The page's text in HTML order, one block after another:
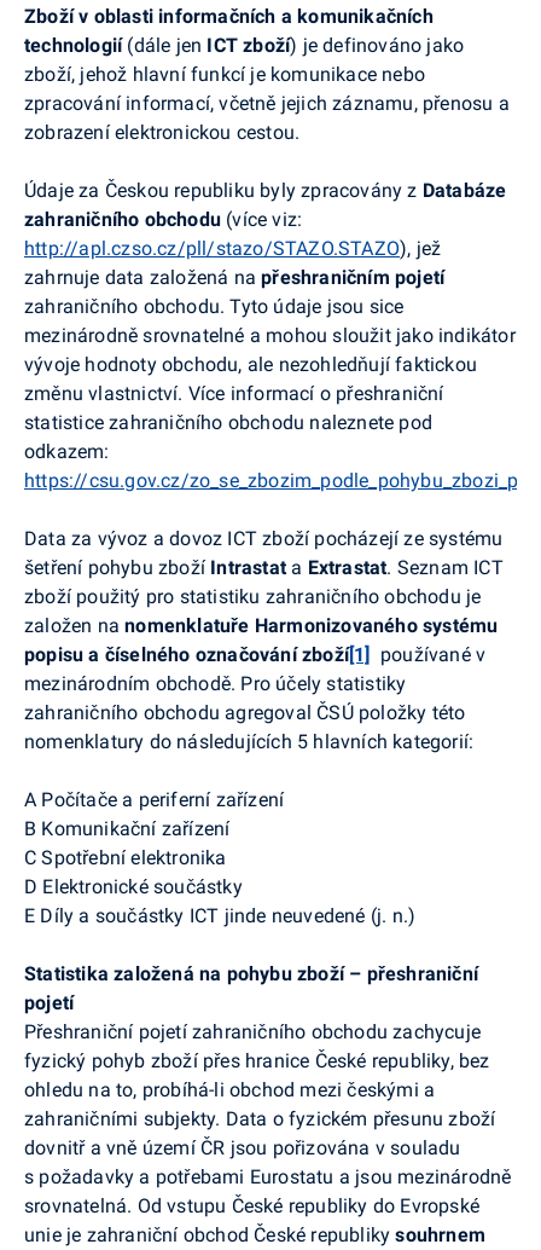
Zboží v oblasti informačních a komunikačních
technologií(dále jen ICT zboží) je definováno jako
zboží, jehož hlavní funkcí je komunikace nebo
zpracování informací, včetně jejich záznamu, přenosu a
zobrazení elektronickou cestou.
Údaje za Českou republiku byly zpracovány z Databáze
zahraničního obchodu (více viz:
http://apl.czso.cz/pll/stazo/STAZO.STAZO), jež
zahrnuje data založená napřeshraničním pojetí
zahraničního obchodu. Tyto údaje jsou sice
mezinárodně srovnatelné a mohou sloužit jako indikátor
vývoje hodnoty obchodu, ale nezohledňují faktickou
změnu vlastnictví. Více informací o přeshraniční
statistice zahraničního obchodu naleznete pod
odkazem:
https://csu.gov.cz/
Data za vývoz a dovoz ICT zboží pocházejí ze systému
šetření pohybu zboží Intrastat a Extrastat. Seznam ICT
zboží použitý pro statistiku zahraničního obchodu je
založen nanomenklatuře Harmonizovaného systému
popisu a číselného označování zboží[1]
používané v
mezinárodním obchodě. Pro účely statistiky
zahraničního obchodu agregoval ČSÚ položky této
nomenklatury do následujících 5 hlavních kategorií:
A Počítače a periferní zařízení
B Komunikační zařízení
C Spotřební elektronika
D Elektronické součástky
E Díly a součástky ICT jinde neuvedené (j. n.)
Statistika založená na pohybu zboží – přeshraniční
pojetí
Přeshraniční pojetí zahraničního obchodu zachycuje
fyzický pohyb zboží přes hranice České republiky, bez
ohledu na to, probíhá-li obchod mezi českými a
zahraničními subjekty. Data o fyzickém přesunu zboží
dovnitř a vně území ČR jsou pořizována v souladu
s požadavky a potřebami Eurostatu a jsou mezinárodně
srovnatelná. Od vstupu České republiky do Evropské
unie je zahraniční obchod České republikysouhrnem